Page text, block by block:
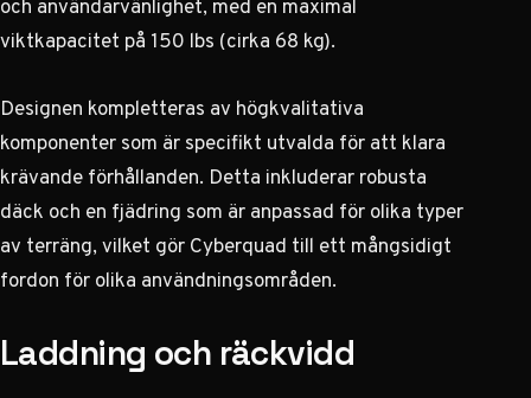
viktkapacitet på 150 lbs (cirka 68 kg).
Designen kompletteras av högkvalitativa
komponenter som är specifikt utvalda för att klara
krävande förhållanden. Detta inkluderar robusta
däck och en fjädring som är anpassad för olika typer
av terräng, vilket gör Cyberquad till ett mångsidigt
fordon för olika användningsområden.
Laddning och räckvidd